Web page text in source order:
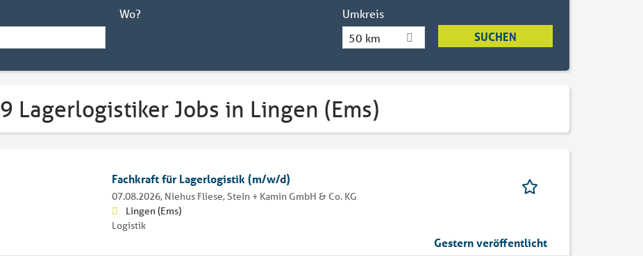
Wo?
Umkreis
50 km
9 Lagerlogistiker Jobs in Lingen (Ems)
Fachkraft für Lagerlogistik (m/w/d)
07.08.2026, Niehus Fliese, Stein + Kamin GmbH & Co. KG
Lingen (Ems)
Logistik
Gestern veröffentlicht